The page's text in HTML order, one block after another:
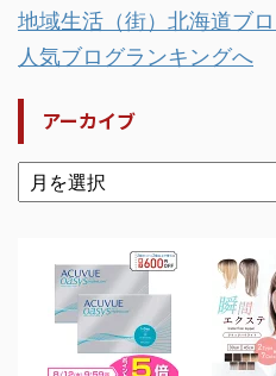
地域生活（街）北海道ブ
人気ブログランキングへ
アーカイブ